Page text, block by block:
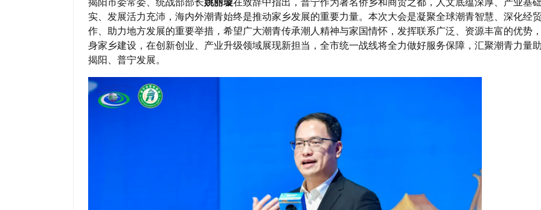
揭阳市委常委、统战部部长姚丽璇在致辞中指出，普宁作为著名侨乡和商贸之都，人文底蕴深厚、产业基
实、发展活力充沛，海内外潮青始终是推动家乡发展的重要力量。本次大会是凝聚全球潮青智慧、深化经
作、助力地方发展的重要举措，希望广大潮青传承潮人精神与家国情怀，发挥联系广泛、资源丰富的优势
身家乡建设，在创新创业、产业升级领域展现新担当，全市统一战线将全力做好服务保障，汇聚潮青力量
揭阳、普宁发展。